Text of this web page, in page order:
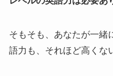
そもそも、あなたが一緒
語力も、それほど高くな